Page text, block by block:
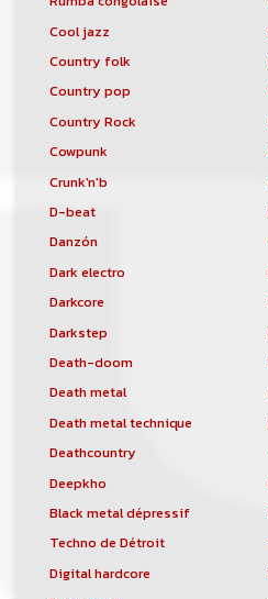
Cool jazz
Country folk
Country pop
Country Rock
Cowpunk
Crunk'n'b
D-beat
Danzón
Dark electro
Darkcore
Darkstep
Death-doom
Death metal
Death metal technique
Deathcountry
Deepkho
Black metal dépressif
Techno de Détroit
Digital hardcore